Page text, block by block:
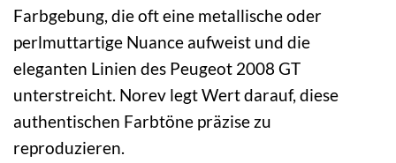
Farbgebung, die oft eine metallische oder
perlmuttartige Nuance aufweist und die
eleganten Linien des Peugeot 2008 GT
unterstreicht. Norev legt Wert darauf, diese
authentischen Farbtöne präzise zu
reproduzieren.